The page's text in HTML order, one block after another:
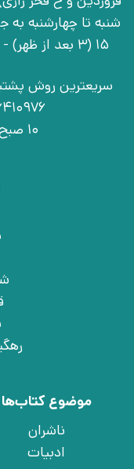
15 (3 بعد از ظهر) - قبل از تشریف آوردن تماس بگیرید
سریعترین روش
021-66410976 | 09030925756
10 صبح الی 15 (3 بعد از ظهر)
موضوع کتاب‌ها
ناشران
ادبیات